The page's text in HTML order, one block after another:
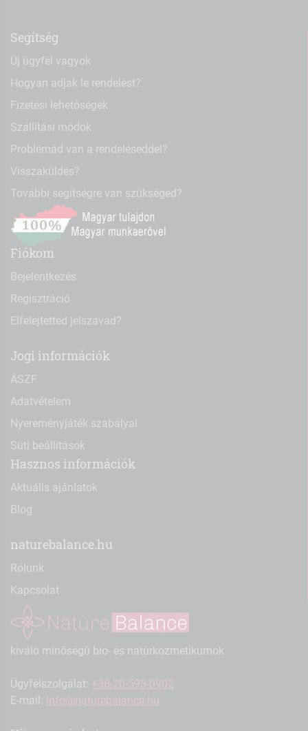
Segítség
Új ügyfél vagyok
Hogyan adjak le rendelést?
Fizetési lehetőségek
Szállítási módok
Problémád van a rendeléseddel?
Visszaküldés?
További segítségre van szükséged?
Fiókom
Bejelentkezés
Regisztráció
Elfelejtetted jelszavad?
Jogi információk
ÁSZF
Adatvételem
Nyereményjáték szabályai
Süti beállítások
Hasznos információk
Aktuális ajánlatok
Blog
naturebalance.hu
Rólunk
Kapcsolat
kiváló minőségű bio- és natúrkozmetikumok
Ügyfélszolgálat: +36-20-593-0902
E-mail: info@naturebalance.hu